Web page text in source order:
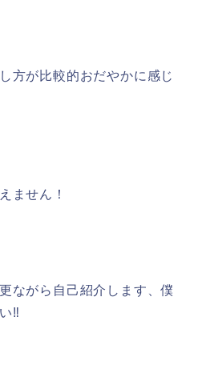
方が比較的おだやかに感じ
ません！
ながら自己紹介します、僕
‼︎